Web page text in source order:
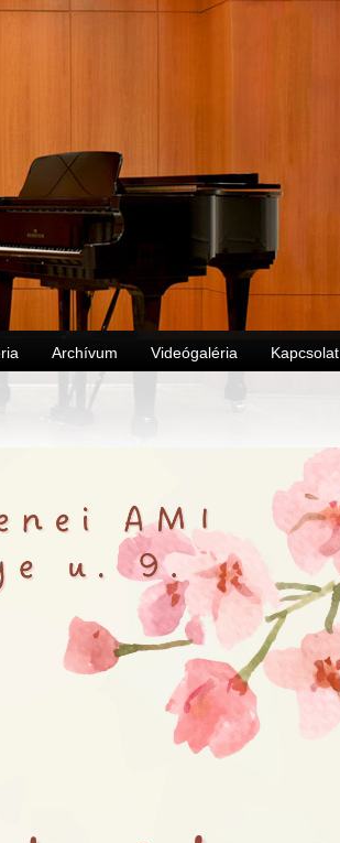
Archívum Videógaléria Kapcsolat